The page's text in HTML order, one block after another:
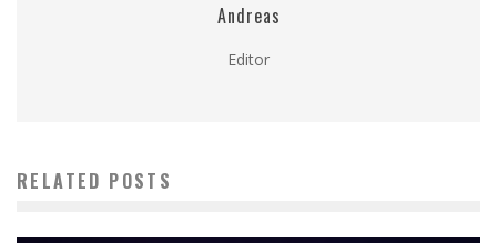
Andreas
Editor
RELATED POSTS